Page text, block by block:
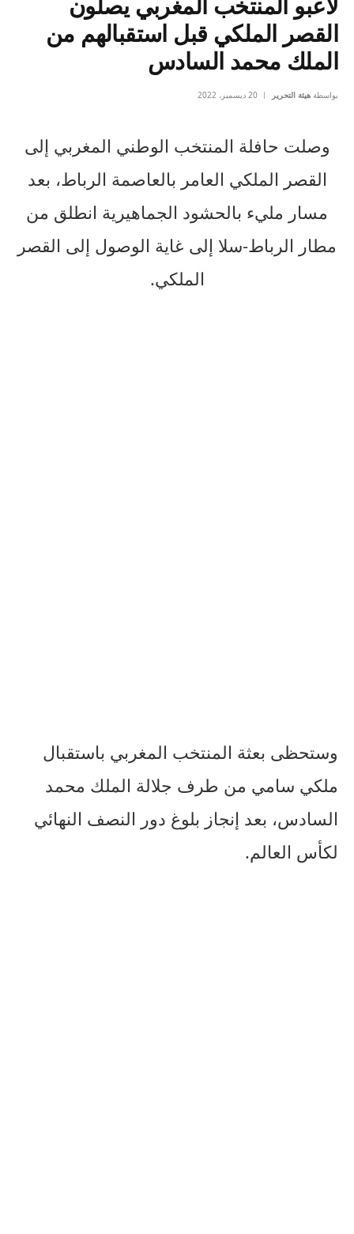
القصر الملكي قبل استقبالهم من
الملك محمد السادس
بواسطة هيئة التحرير 20 ديسمبر، 2022
وصلت حافلة المنتخب الوطني المغربي إلى
القصر الملكي العامر بالعاصمة الرباط، بعد
مسار مليء بالحشود الجماهيرية انطلق من
مطار الرباط-سلا إلى غاية الوصول إلى القصر
الملكي.
وستحظى بعثة المنتخب المغربي باستقبال
ملكي سامي من طرف جلالة الملك محمد
السادس، بعد إنجاز بلوغ دور النصف النهائي
لكأس العالم.